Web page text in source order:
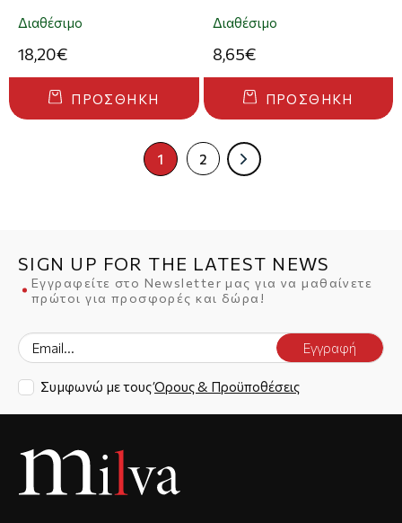
Διαθέσιμο
18,20€
ΠΡΟΣΘΉΚΗ
Διαθέσιμο
8,65€
ΠΡΟΣΘΉΚΗ
1 2
SIGN UP FOR THE LATEST NEWS
Εγγραφείτε στο Newsletter μας για να μαθαίνετε
πρώτοι για προσφορές και δώρα!
Εγγραφή
Συμφωνώ με τουςΌρους & Προϋποθέσεις